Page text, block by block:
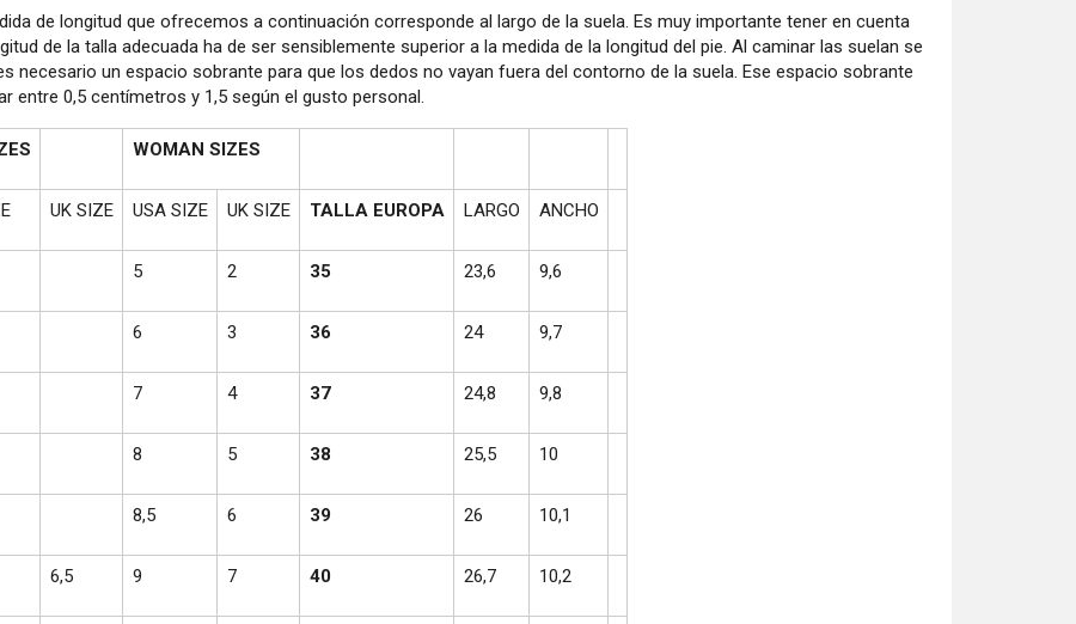
de longitud que ofrecemos a continuación corresponde al largo de la suela. Es muy importante tener en cuenta
de la talla adecuada ha de ser sensiblemente superior a la medida de la longitud del pie. Al caminar las suelan se
necesario un espacio sobrante para que los dedos no vayan fuera del contorno de la suela. Ese espacio sobrante
entre 0,5 centímetros y 1,5 según el gusto personal.
WOMAN SIZES
UK SIZE USA SIZE UK SIZE TALLA EUROPA LARGO ANCHO
5 2 35 23,6 9,6
6 3 36 24 9,7
7 4 37 24,8 9,8
8 5 38 25,5 10
8,5 6 39 26 10,1
6,5 9 7 40 26,7 10,2